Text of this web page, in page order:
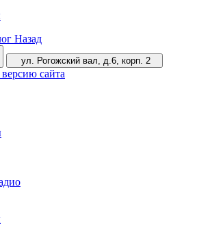
Назад
ул. Рогожский вал, д.6, корп. 2
сайта